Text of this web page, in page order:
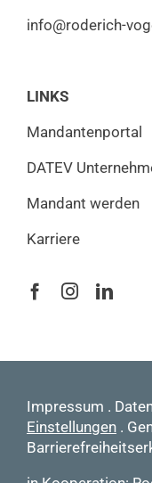
info@roderich-
LINKS
Mandantenportal
DATEV
Mandant werden
Karriere
Impressum .
Einstellungen .